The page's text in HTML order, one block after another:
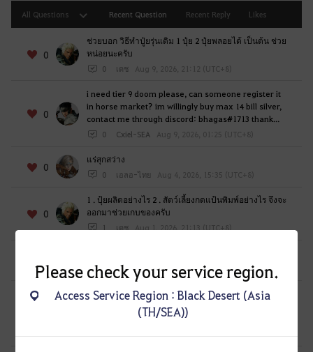
l
o
g
n
g
i
n
W
u
l
d
o
u
l
i
Recent Question Recent Reply Likes
All Questions
0
ช่วยบอก วิธีทำปู๋ยรุ่นเดิม 1 ปุ๋ย 2 ปุ๋ยพลอยได้ เป็นต้น ช่วย
หน่อยนะครับ
0 เดช Aug 9, 2026, 21:12 (UTC+8)
0
i need tier 9 doom please, can someone register it
in horse market? im willingly buy max 14 bill silver,
contact me through discord: bhagas#1713 thank...
0 Cxiel-SEA Aug 9, 2026, 01:25 (UTC+8)
0
แร่สุกสว่าง
0 เอลอ-ไทย Aug 4, 2026, 15:35 (UTC+8)
0
1 . ปุ้ยผลิตอย่างไร 2 . สัตว์เลี้ยงกดแป้นพิมพ์อย่างไร จึงจะ
ออกมาช่วยเกบของครับ
1 เดช Aug 1, 2026, 21:13 (UTC+8)
0 NearBye Jul 18, 2026, 16:48 (UTC+8)
For event tokens, why can' you put the availability of
the tokens? Like when will the tokens disappear?
Rather than going back to the website and lo...
0 PenumbraBarrage Jul 8, 2026, 01:56 (UTC+8)
Please check your service region.
Access Service Region : Black Desert (Asia
(TH/SEA))